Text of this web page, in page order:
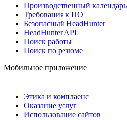
Производственный календарь
Требования к ПО
Безопасный HeadHunter
HeadHunter API
Поиск работы
Поиск по резюме
Мобильное приложение
Этика и комплаенс
Оказание услуг
Использование сайтов